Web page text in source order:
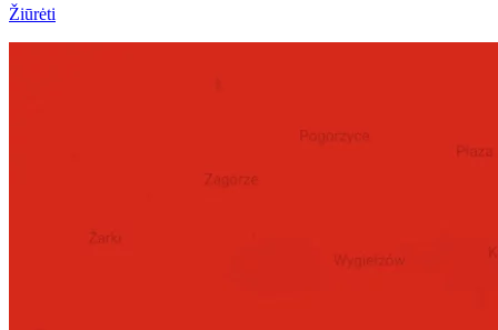
Žiūrėti